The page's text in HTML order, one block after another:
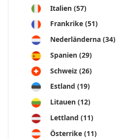
Heuristik på StartupXplore
Vilket problem löserHeuristik?
Italien (57)
Frankrike (51)
Nederländerna (34)
Spanien (29)
Schweiz (26)
Estland (19)
Litauen (12)
Lettland (11)
Österrike (11)